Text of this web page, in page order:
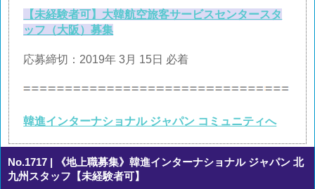
【未経験者可】大韓航空旅客サービスセンタースタ
ッフ（大阪）募集
応募締切：2019年 3月 15日 必着
韓進インターナショナル ジャパン コミュニティへ
No.1717 | 《地上職募集》韓進インターナショナル ジャパン 北
九州スタッフ【未経験者可】